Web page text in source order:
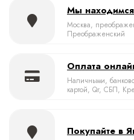
Мы
Москва,
Преображенский
Оплата
Наличными,
картой, Qr, СБП,
Покупайте в